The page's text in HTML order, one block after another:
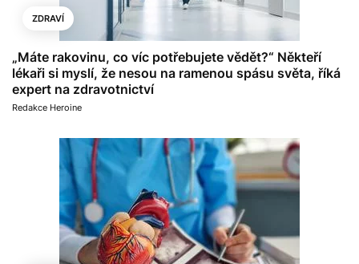
ZDRAVÍ
„Máte rakovinu, co víc potřebujete vědět?“ Někteří
lékaři si myslí, že nesou na ramenou spásu světa, říká
expert na zdravotnictví
Redakce Heroine